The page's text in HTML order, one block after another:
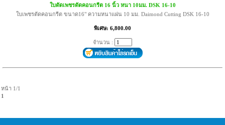
ใบตัดเพชรตัดคอนกรีต 16 นิ้ว หนา 10มม. DSK 16-10
ใบเพชรตัดคอนกรีต ขนาด16" ความหนาแผ่น 10 มม. Daimond Cutting DSK 16-10
พิเศษ: 6,800.00
จำนวน :
หน้า 1/1
1